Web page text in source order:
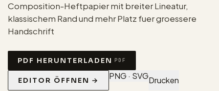
Composition-Heftpapier mit breiter Lineatur,
klassischem Rand und mehr Platz fuer groessere
Handschrift
PDF HERUNTERLADEN PDF
EDITOR ÖFFNEN → PNG · SVGDrucken